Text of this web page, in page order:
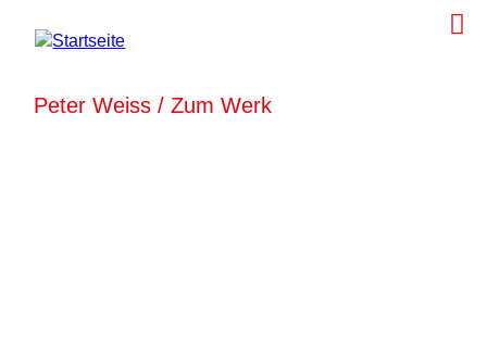
Peter Weiss / Zum Werk